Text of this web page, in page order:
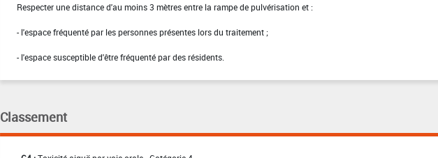
Respecter une distance d'au moins 3 mètres entre la rampe de pulvérisation et :
- l'espace fréquenté par les personnes présentes lors du traitement ;
- l'espace susceptible d'être fréquenté par des résidents.
Classement